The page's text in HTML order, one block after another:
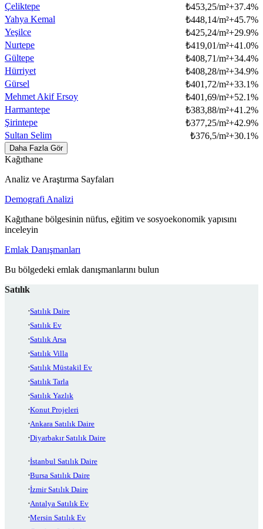
Çeliktepe
₺453,25/m²+37.4%
Yahya Kemal
₺448,14/m²+45.7%
Yeşilce
₺425,24/m²+29.9%
Nurtepe
₺419,01/m²+41.0%
Gültepe
₺408,71/m²+34.4%
Hürriyet
₺408,28/m²+34.9%
Gürsel
₺401,72/m²+33.1%
Mehmet Akif Ersoy
₺401,69/m²+52.1%
Harmantepe
₺383,88/m²+41.2%
Şirintepe
₺377,25/m²+42.9%
Sultan Selim
₺376,5/m²+30.1%
Daha Fazla Gör
Kağıthane
Analiz ve Araştırma Sayfaları
Demografi Analizi
Kağıthane bölgesinin nüfus, eğitim ve sosyoekonomik yapısını
inceleyin
Emlak Danışmanları
Bu bölgedeki emlak danışmanlarını bulun
Satılık
Satılık Daire
Satılık Ev
Satılık Arsa
Satılık Villa
Satılık Müstakil Ev
Satılık Tarla
Satılık Yazlık
Konut Projeleri
Ankara Satılık Daire
Diyarbakır Satılık Daire
İstanbul Satılık Daire
Bursa Satılık Daire
İzmir Satılık Daire
Antalya Satılık Ev
Mersin Satılık Ev